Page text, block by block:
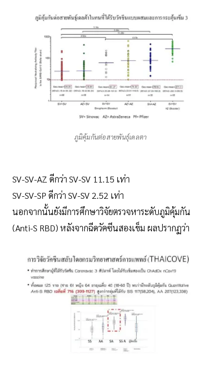
ภูมิคุ้มกันต่อสายพันธุ์เดลตา
SV-SV-AZ ดีกว่า SV-SV 11.15 เท่า
SV-SV-SP ดีกว่า SV-SV 2.52 เท่า
นอกจากนั้นยังมีการศึกษาวิจัยตรวจหาระดับภูมิคุ้มกัน
(Anti-S RBD) หลังจากฉีดวัคซีนสองเข็ม ผลปรากฏว่า